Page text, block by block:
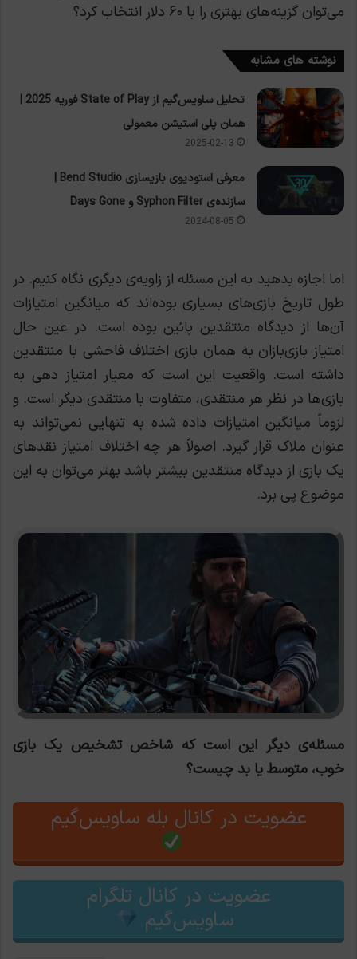
می‌توان گزینه‌های بهتری را با ۶۰ دلار انتخاب کرد؟
نوشته های مشابه
تحلیل ساویس‌گیم از State of Play فوریه 2025 |
همان پلی استیشن معمولی
2025-02-13
معرفی استودیوی بازیسازی Bend Studio |
سازنده‌ی Syphon Filter و Days Gone
2024-08-05
اما اجازه بدهید به این مسئله از زاویه‌ی دیگری نگاه کنیم. در
طول تاریخ بازی‌های بسیاری بوده‌اند که میانگین امتیازات
آن‌ها از دیدگاه منتقدین پائین بوده است. در عین حال
امتیاز بازی‌بازان به همان بازی اختلاف فاحشی با منتقدین
داشته است. واقعیت این است که معیار امتیاز دهی به
بازی‌ها در نظر هر منتقدی، متفاوت با منتقدی دیگر است. و
لزوماً میانگین امتیازات داده شده به تنهایی نمی‌تواند به
عنوان ملاک قرار گیرد. اصولاً هر چه اختلاف امتیاز نقدهای
یک بازی از دیدگاه منتقدین بیشتر باشد بهتر می‌توان به این
موضوع پی برد.
مسئله‌ی دیگر این است که شاخص تشخیص یک بازی
خوب، متوسط یا بد چیست؟
عضویت در کانال بله ساویس‌گیم
عضویت در کانال تلگرام
ساویس‌گیم